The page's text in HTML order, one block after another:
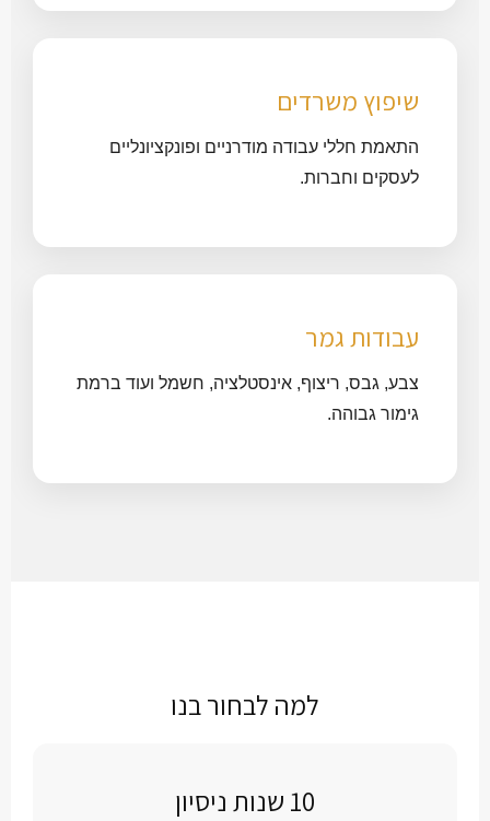
שיפוץ משרדים
התאמת חללי עבודה מודרניים ופונקציונליים
לעסקים וחברות.
עבודות גמר
צבע, גבס, ריצוף, אינסטלציה, חשמל ועוד ברמת
גימור גבוהה.
למה לבחור בנו
10 שנות ניסיון